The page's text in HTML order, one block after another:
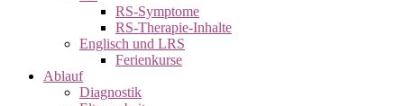
RS-Symptome
RS-Therapie-Inhalte
Englisch und LRS
Ferienkurse
Ablauf
Diagnostik